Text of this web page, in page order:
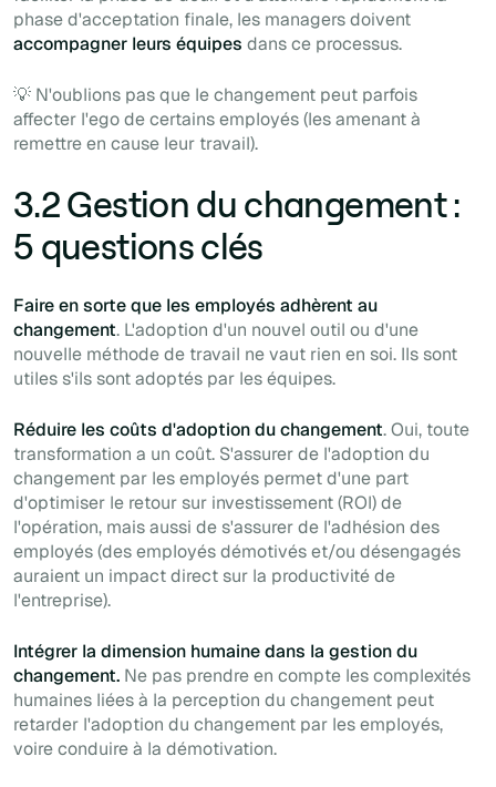
phase d'acceptation finale, les managers doivent
accompagner leurs équipes dans ce processus.
💡 N'oublions pas que le changement peut parfois
affecter l'ego de certains employés (les amenant à
remettre en cause leur travail).
3.2 Gestion du changement :
5 questions clés
Faire en sorte que les employés adhèrent au
changement. L'adoption d'un nouvel outil ou d'une
nouvelle méthode de travail ne vaut rien en soi. Ils sont
utiles s'ils sont adoptés par les équipes.
Réduire les coûts d'adoption du changement. Oui, toute
transformation a un coût. S'assurer de l'adoption du
changement par les employés permet d'une part
d'optimiser le retour sur investissement (ROI) de
l'opération, mais aussi de s'assurer de l'adhésion des
employés (des employés démotivés et/ou désengagés
auraient un impact direct sur la productivité de
l'entreprise).
Intégrer la dimension humaine dans la gestion du
changement. Ne pas prendre en compte les complexités
humaines liées à la perception du changement peut
retarder l'adoption du changement par les employés,
voire conduire à la démotivation.